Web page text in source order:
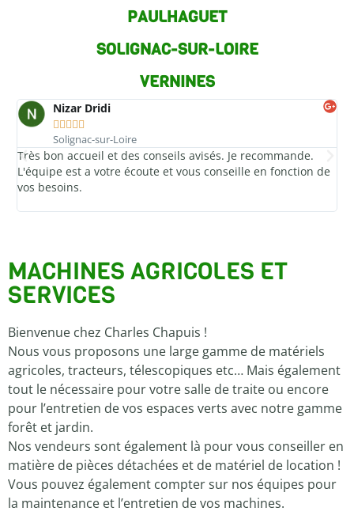
PAULHAGUET
SOLIGNAC-SUR-LOIRE
VERNINES
Nizar Dridi
    
Solignac-sur-Loire
Très bon accueil et des conseils avisés. Je recommande.
L'équipe est a votre écoute et vous conseille en fonction de
vos besoins.
MACHINES AGRICOLES ET
SERVICES
Bienvenue chez Charles Chapuis !
Nous vous proposons une large gamme de matériels
agricoles, tracteurs, télescopiques etc… Mais également
tout le nécessaire pour votre salle de traite ou encore
pour l’entretien de vos espaces verts avec notre gamme
forêt et jardin.
Nos vendeurs sont également là pour vous conseiller en
matière de pièces détachées et de matériel de location !
Vous pouvez également compter sur nos équipes pour
la maintenance et l’entretien de vos machines.